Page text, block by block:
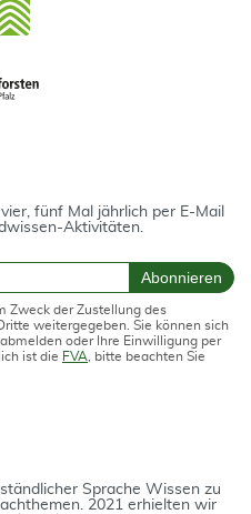
fünf Mal jährlich per E-Mail
Aktivitäten.
Abonnieren
Zweck der Zustellung des
weitergegeben. Sie können sich
oder Ihre Einwilligung per
ist die FVA , bitte beachten Sie
Spra­che Wissen zu
2021 erhielten wir